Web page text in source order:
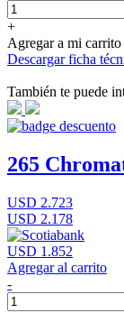
+
Agregar a mi carrito
Descargar ficha
También te puede
265
USD 2.723
USD 2.178
USD 1.852
Agregar al carrito
-